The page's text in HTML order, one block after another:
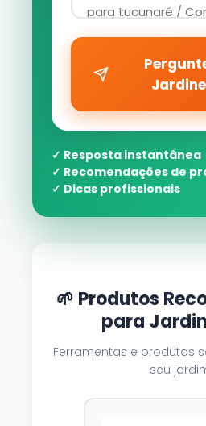
✓ Resposta instantânea
✓ Recomendações de
✓ Dicas profissionais
🌱 Produtos
para
Ferramentas e produtos
seu